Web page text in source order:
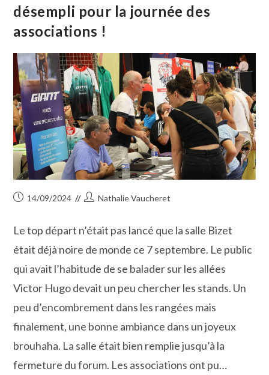
En
Petite
Camargue
désempli pour la journée des
associations !
Publication
14/09/2024
Auteur/autrice
publication :
Nathalie Vaucheret
Le top départ n’était pas lancé que la salle Bizet
était déjà noire de monde ce 7 septembre. Le public
qui avait l’habitude de se balader sur les allées
Victor Hugo devait un peu chercher les stands. Un
peu d’encombrement dans les rangées mais
finalement, une bonne ambiance dans un joyeux
brouhaha. La salle était bien remplie jusqu’à la
fermeture du forum. Les associations ont pu…